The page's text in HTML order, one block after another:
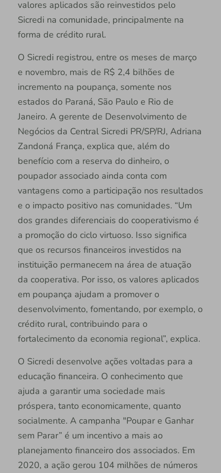
valores aplicados são reinvestidos pelo
Sicredi na comunidade, principalmente na
forma de crédito rural.
O Sicredi registrou, entre os meses de março
e novembro, mais de R$ 2,4 bilhões de
incremento na poupança, somente nos
estados do Paraná, São Paulo e Rio de
Janeiro. A gerente de Desenvolvimento de
Negócios da Central Sicredi PR/SP/RJ, Adriana
Zandoná França, explica que, além do
benefício com a reserva do dinheiro, o
poupador associado ainda conta com
vantagens como a participação nos resultados
e o impacto positivo nas comunidades. “Um
dos grandes diferenciais do cooperativismo é
a promoção do ciclo virtuoso. Isso significa
que os recursos financeiros investidos na
instituição permanecem na área de atuação
da cooperativa. Por isso, os valores aplicados
em poupança ajudam a promover o
desenvolvimento, fomentando, por exemplo, o
crédito rural, contribuindo para o
fortalecimento da economia regional”, explica.
O Sicredi desenvolve ações voltadas para a
educação financeira. O conhecimento que
ajuda a garantir uma sociedade mais
próspera, tanto economicamente, quanto
socialmente. A campanha "Poupar e Ganhar
sem Parar” é um incentivo a mais ao
planejamento financeiro dos associados. Em
2020, a ação gerou 104 milhões de números